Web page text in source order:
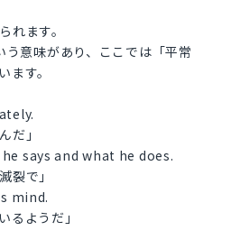
れます。
意味があり、ここでは「平常
ます。
だ」
says and what he does.
裂で」
mind.
るようだ」